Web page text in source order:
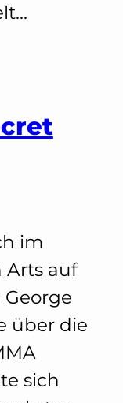
im
Arts auf
über die
sich